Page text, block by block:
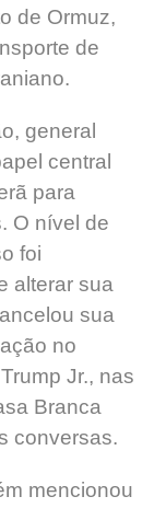
de Ormuz,
de
general
central
para
O nível de
foi
alterar sua
sua
no
Jr., nas
Branca
conversas.
mencionou